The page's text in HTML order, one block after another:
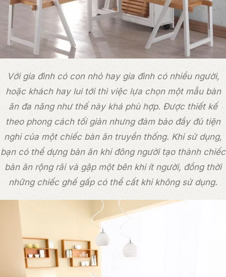
Với gia đình có con nhỏ hay gia đình có nhiều người,
hoặc khách hay lui tới thì việc lựa chọn một mẫu bàn
ăn đa năng như thế này khá phù hợp. Được thiết kế
theo phong cách tối giản nhưng đảm bảo đầy đủ tiện
nghi của một chiếc bàn ăn truyền thống. Khi sử dụng,
bạn có thể dựng bàn ăn khi đông người tạo thành chiếc
bàn ăn rộng rãi và gập một bên khi ít người, đồng thời
những chiếc ghế gấp có thể cất khi không sử dụng.